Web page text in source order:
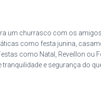
um churrasco com os
como festa junina,
como Natal, Reveillon ou
tranquilidade e segurança do